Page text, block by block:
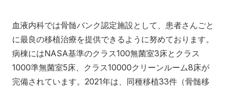
血液内科では骨髄バンク認定施設として、患者さんごと
に最良の移植治療を提供できるように努めております。
病棟にはNASA基準のクラス100無菌室3床とクラス
1000準無菌室5床、クラス10000クリーンルーム8床が
完備されています。2021年は、同種移植33件（骨髄移